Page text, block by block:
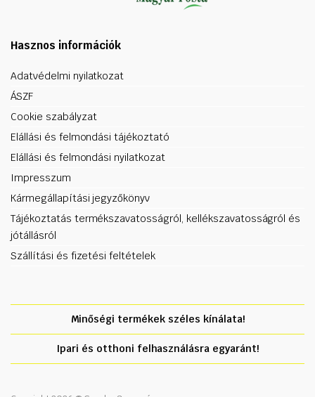
Hasznos információk
Adatvédelmi nyilatkozat
ÁSZF
Cookie szabályzat
Elállási és felmondási tájékoztató
Elállási és felmondási nyilatkozat
Impresszum
Kármegállapítási jegyzőkönyv
Tájékoztatás termékszavatosságról, kellékszavatosságról és
jótállásról
Szállítási és fizetési feltételek
Minőségi termékek széles kínálata!
Ipari és otthoni felhasználásra egyaránt!